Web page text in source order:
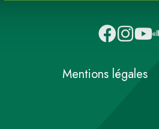
Mentions légales